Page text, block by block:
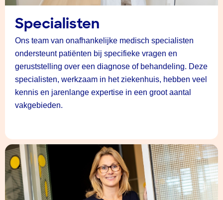
Specialisten
Ons team van onafhankelijke medisch specialisten
ondersteunt patiënten bij specifieke vragen en
geruststelling over een diagnose of behandeling. Deze
specialisten, werkzaam in het ziekenhuis, hebben veel
kennis en jarenlange expertise in een groot aantal
vakgebieden.